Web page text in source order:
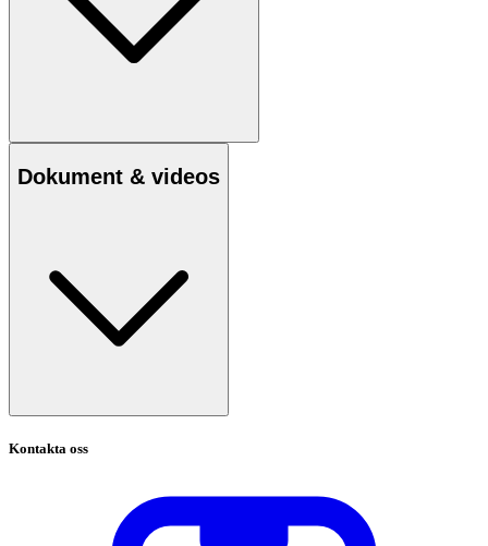
Dokument & videos
Kontakta oss